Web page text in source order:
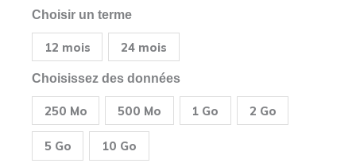
Choisir un terme
12 mois 24 mois
Choisissez des données
250 Mo 500 Mo 1 Go 2 Go
5 Go 10 Go
quantité
de
Teltonika
RUT951
Routeur
cellulaire
SIM
de
données
prépayées